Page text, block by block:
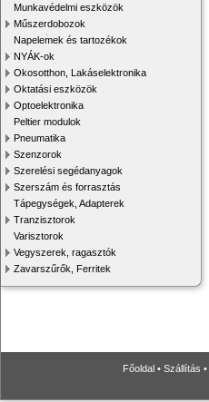
Munkavédelmi eszközök
Műszerdobozok
Napelemek és tartozékok
NYÁK-ok
Okosotthon, Lakáselektronika
Oktatási eszközök
Optoelektronika
Peltier modulok
Pneumatika
Szenzorok
Szerelési segédanyagok
Szerszám és forrasztás
Tápegységek, Adapterek
Tranzisztorok
Varisztorok
Vegyszerek, ragasztók
Zavarszűrők, Ferritek
Főoldal • Szállítás •